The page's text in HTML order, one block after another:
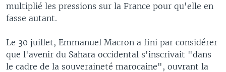
multiplié les pressions sur la France pour qu'elle en
fasse autant.
Le 30 juillet, Emmanuel Macron a fini par considérer
que l'avenir du Sahara occidental s'inscrivait "dans
le cadre de la souveraineté marocaine", ouvrant la